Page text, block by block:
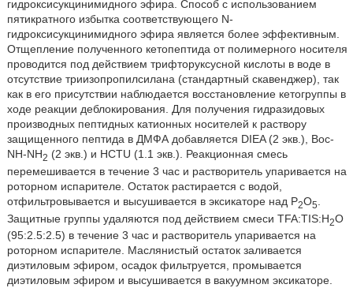
гидроксисукцинимидного эфира. Способ с использованием
пятикратного избытка соответствующего N-
гидроксисукцинимидного эфира является более эффективным.
Отщепление полученного кетопептида от полимерного носителя
проводится под действием трифторуксусной кислоты в воде в
отсутствие триизопропилсилана (стандартный скавенджер), так
как в его присутствии наблюдается восстановление кетогруппы в
ходе реакции деблокирования. Для получения гидразидовых
производных пептидных катионных носителей к раствору
защищенного пептида в ДМФА добавляется DIEA (2 экв.), Boc-
NH-NH2 (2 экв.) и HCTU (1.1 экв.). Реакционная смесь
перемешивается в течение 3 час и растворитель упаривается на
роторном испарителе. Остаток растирается с водой,
отфильтровывается и высушивается в эксикаторе над Р2O5
Защитные группы удаляются под действием смеси TFA:TIS:Н2O
(95:2.5:2.5) в течение 3 час и растворитель упаривается на
роторном испарителе. Маслянистый остаток заливается
диэтиловым эфиром, осадок фильтруется, промывается
диэтиловым эфиром и высушивается в вакуумном эксикаторе.